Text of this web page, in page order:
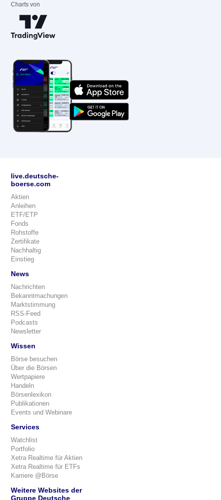
Charts von
live.deutsche-
boerse.com
Aktien
Anleihen
ETF/ETP
Fonds
Rohstoffe
Zertifikate
Nachhaltig
Einstieg
News
Nachrichten
Bekanntmachungen
Marktstimmung
RSS-Feed
Podcasts
Newsletter
Wissen
Börse besuchen
Über die Börsen
Wertpapiere
Handeln
Börsenlexikon
Publikationen
Events und Webinare
Services
Watchlist
Portfolio
Xetra Realtime für Aktien
Xetra Realtime für ETFs
Karriere @Börse
Weitere Websites der
Gruppe Deutsche